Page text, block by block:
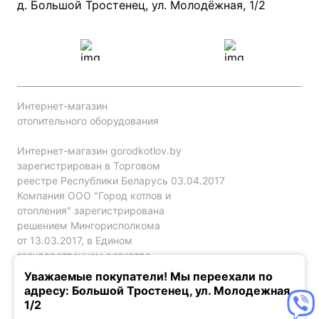
Проект систем отопления
д. Большой Тростенец, ул. Молодёжная, 1/2
Интернет-магазин
отопительного оборудования
Интернет-магазин gorodkotlov.by
зарегистрирован в Торговом
реестре Республики Беларусь 03.04.2017
Компания ООО "Город котлов и
отопления" зарегистрирована
решением Мингорисполкома
от 13.03.2017, в Едином
государственном регистре
юр. лиц и индивидуальных
предпринимателей за №192786120.
Уважаемые покупатели! Мы переехали по
адресу: Большой Тростенец, ул. Молодежная,
1/2